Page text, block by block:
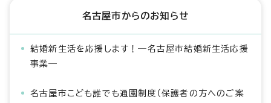
名古屋市からのお知らせ
結婚新生活を応援します！―名古屋市結婚新生活応援
事業―
名古屋市こども誰でも通園制度（保護者の方へのご案